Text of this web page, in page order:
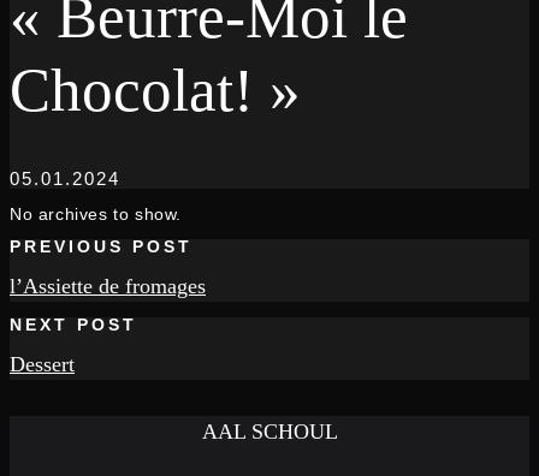
« Beurre-Moi le
Chocolat! »
05.01.2024
No archives to show.
PREVIOUS POST
l’Assiette de fromages
NEXT POST
Dessert
AAL SCHOUL